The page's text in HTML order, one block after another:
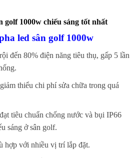
golf 1000w chiếu sáng tốt nhất
led sân golf 1000w
đến 80% điện năng tiêu thụ, gấp 5 lần
thiểu chi phí sửa chữa trong quá
tiêu chuẩn chống nước và bụi IP66
sáng ở sân golf.
hợp với nhiều vị trí lắp đặt.